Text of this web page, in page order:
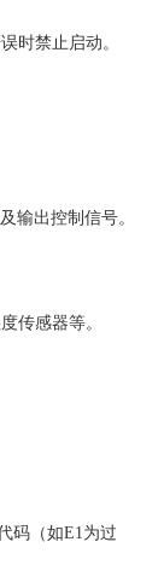
时禁止启动。
输出控制信号。
传感器等。
码（如E1为过